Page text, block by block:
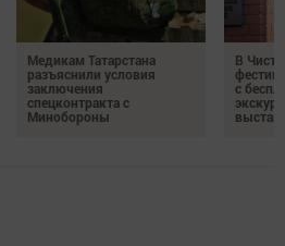
Медикам Татарстана
разъяснили условия
заключения
спецконтракта с
Минобороны
В
с